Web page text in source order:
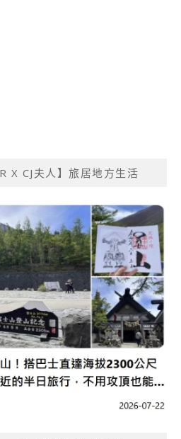
X CJ夫人】旅居地方生活